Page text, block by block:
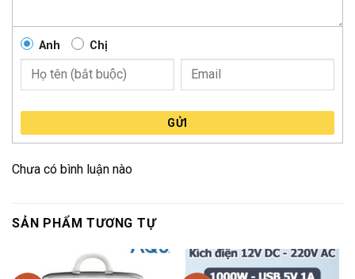
Anh Chị
GỬI
Chưa có bình luận nào
SẢN PHẨM TƯƠNG TỰ